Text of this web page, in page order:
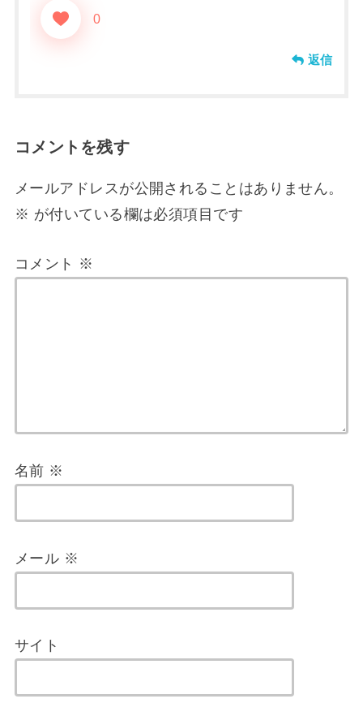
0
返信
コメントを残す
メールアドレスが公開されることはありません。
※ が付いている欄は必須項目です
コメント ※
名前 ※
メール ※
サイト